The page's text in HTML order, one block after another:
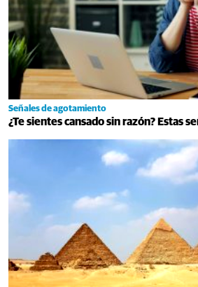
Señales de agotamiento
¿Te sientes cansado sin razón? Estas